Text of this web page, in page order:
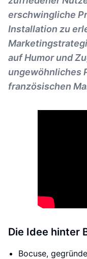
erschwingliche
Installation zu
auf Humor und
ungewöhnliches
französischen
Die Idee hinter
Bocuse,